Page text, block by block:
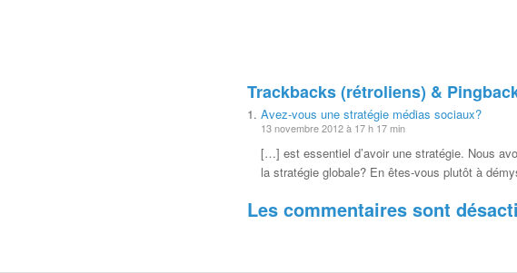
Trackbacks (rétroliens) &
Avez-vous une stratégie médias sociaux?
13 novembre 2012 à 17 h 17 min
[…] est essentiel d’avoir une stratégie. Nous
la stratégie globale? En êtes-vous plutôt à
Les commentaires sont